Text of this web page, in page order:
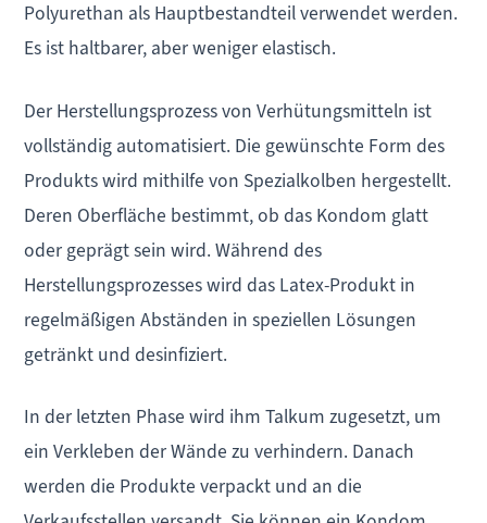
Polyurethan als Hauptbestandteil verwendet werden.
Es ist haltbarer, aber weniger elastisch.
Der Herstellungsprozess von Verhütungsmitteln ist
vollständig automatisiert. Die gewünschte Form des
Produkts wird mithilfe von Spezialkolben hergestellt.
Deren Oberfläche bestimmt, ob das Kondom glatt
oder geprägt sein wird. Während des
Herstellungsprozesses wird das Latex-Produkt in
regelmäßigen Abständen in speziellen Lösungen
getränkt und desinfiziert.
In der letzten Phase wird ihm Talkum zugesetzt, um
ein Verkleben der Wände zu verhindern. Danach
werden die Produkte verpackt und an die